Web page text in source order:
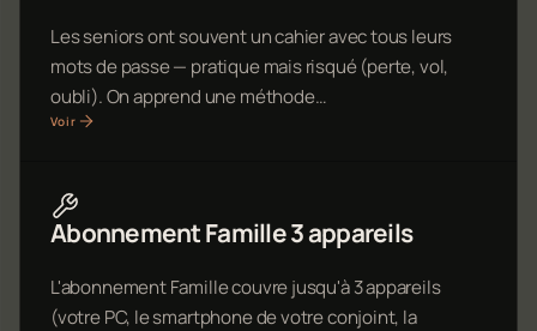
Les seniors ont souvent un cahier avec tous leurs
mots de passe — pratique mais risqué (perte, vol,
oubli). On apprend une méthode…
Voir
Abonnement Famille 3 appareils
L'abonnement Famille couvre jusqu'à 3 appareils
(votre PC, le smartphone de votre conjoint, la